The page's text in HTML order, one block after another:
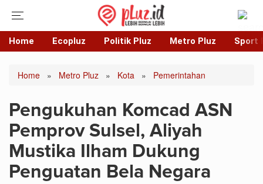
Home Ecopluz Politik Pluz Metro Pluz Sport
Home » Metro Pluz » Kota » Pemerintahan
Pengukuhan Komcad ASN
Pemprov Sulsel, Aliyah
Mustika Ilham Dukung
Penguatan Bela Negara